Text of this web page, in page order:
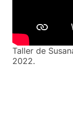
Taller de
2022.